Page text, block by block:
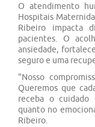
O atendimento
Hospitais
Ribeiro impacta
pacientes. O
ansiedade,
seguro e uma
"Nosso
Queremos que
receba o
quanto no
Ribeiro.